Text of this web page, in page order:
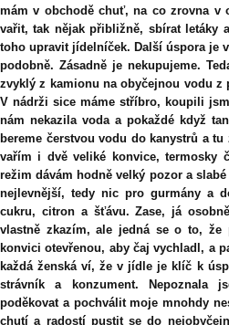
mám v obchodě chuť, na co zrovna v
vařit, tak nějak přibližně, sbírat letáky
toho upravit jídelníček. Další úspora je
podobně. Zásadně je nekupujeme.
zvyklý z kamionu na obyčejnou vodu z
V nádrži sice máme stříbro, koupili
nám nekazila voda a pokaždé když
bereme čerstvou vodu do kanystrů a
vařím i dvě veliké konvice, termosky
režim dávám hodně velký pozor a
nejlevnější, tedy nic pro gurmány a
cukru, citron a šťávu. Zase, já
vlastně zkazím, ale jedná se o to, že
konvici otevřenou, aby čaj vychladl, a
každá ženská ví, že v jídle je klíč k
strávník a konzument. Nepoznala
poděkovat a pochválit moje mnohdy
chutí a radostí pustit se do